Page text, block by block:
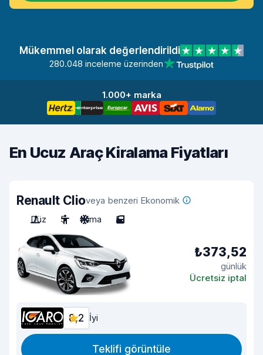
Mükemmel olarak değerlendirildi
280.048 inceleme üzerinden
1.000+ marka
En Ucuz Araç Kiralama Fiyatları
Renault Clioveya benzeri Ekonomik
Düz
5 Klima 5
₺373,52
günlük
Ücretsiz iptal
8,2 İyi
Teklifi görüntüle